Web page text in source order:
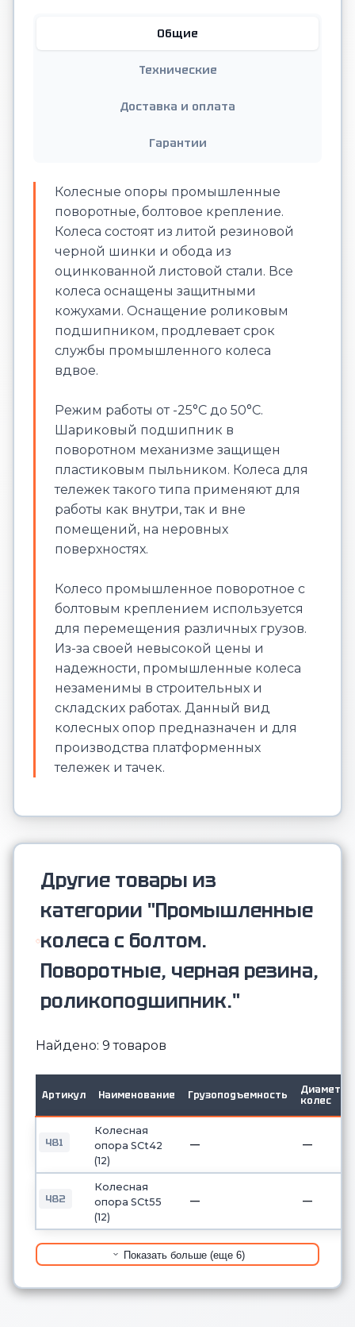
Общие
Технические
Доставка и оплата
Гарантии
Колесные опоры промышленные
поворотные, болтовое крепление.
Колеса состоят из литой резиновой
черной шинки и обода из
оцинкованной листовой стали. Все
колеса оснащены защитными
кожухами. Оснащение роликовым
подшипником, продлевает срок
службы промышленного колеса
вдвое.
Режим работы от -25°С до 50°С.
Шариковый подшипник в
поворотном механизме защищен
пластиковым пыльником. Колеса для
тележек такого типа применяют для
работы как внутри, так и вне
помещений, на неровных
поверхностях.
Колесо промышленное поворотное с
болтовым креплением используется
для перемещения различных грузов.
Из-за своей невысокой цены и
надежности, промышленные колеса
незаменимы в строительных и
складских работах. Данный вид
колесных опор предназначен и для
производства платформенных
тележек и тачек.
Другие товары из
категории "Промышленные
колеса с болтом.
Поворотные, черная резина,
роликоподшипник."
Найдено: 9 товаров
Артикул Наименование Грузоподъемность
Диаметр
колес
481
Колесная
опора SCt42
(12)
— —
482
Колесная
опора SCt55
(12)
— —
Показать больше (еще 6)